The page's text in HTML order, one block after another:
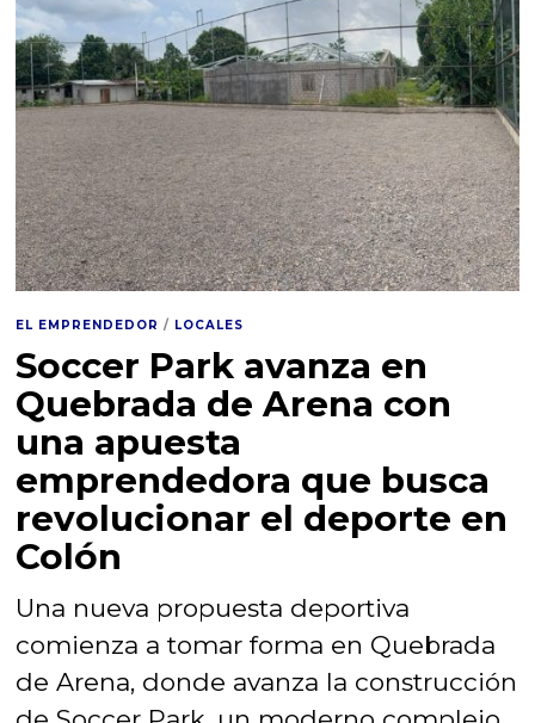
EL EMPRENDEDOR / LOCALES
Soccer Park avanza en
Quebrada de Arena con
una apuesta
emprendedora que busca
revolucionar el deporte en
Colón
Una nueva propuesta deportiva
comienza a tomar forma en Quebrada
de Arena, donde avanza la construcción